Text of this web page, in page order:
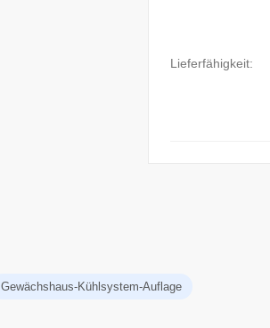
Lieferfähigkeit:
Gewächshaus-Kühlsystem-Auflage